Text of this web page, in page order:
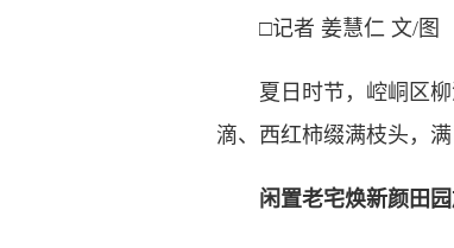
□记者 姜慧仁 文/图
夏日时节，崆峒区柳
滴、西红柿缀满枝头，
闲置老宅焕新颜田园